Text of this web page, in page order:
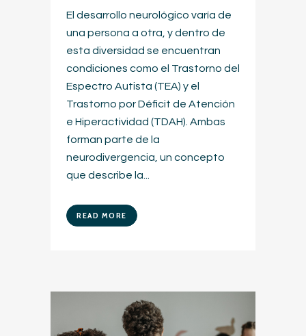
El desarrollo neurológico varía de
una persona a otra, y dentro de
esta diversidad se encuentran
condiciones como el Trastorno del
Espectro Autista (TEA) y el
Trastorno por Déficit de Atención
e Hiperactividad (TDAH). Ambas
forman parte de la
neurodivergencia, un concepto
que describe la...
READ MORE